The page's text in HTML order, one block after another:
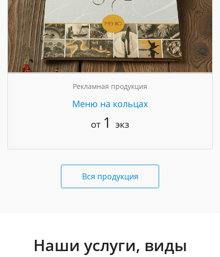
Рекламная продукция
Меню на кольцах
от 1 экз
Вся продукция
Наши услуги, виды